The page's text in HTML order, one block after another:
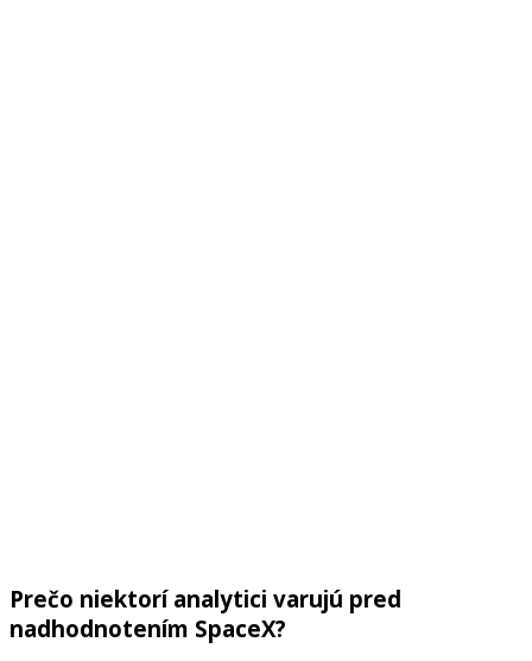
Prečo niektorí analytici varujú pred
nadhodnotením SpaceX?